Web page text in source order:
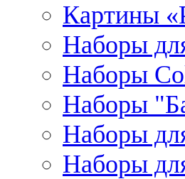
Картины
Наборы
Наборы
Наборы
Наборы
Наборы